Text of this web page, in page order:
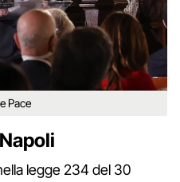
Pace
legge 234 del 30